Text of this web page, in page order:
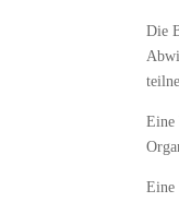
Die
Eine
Eine